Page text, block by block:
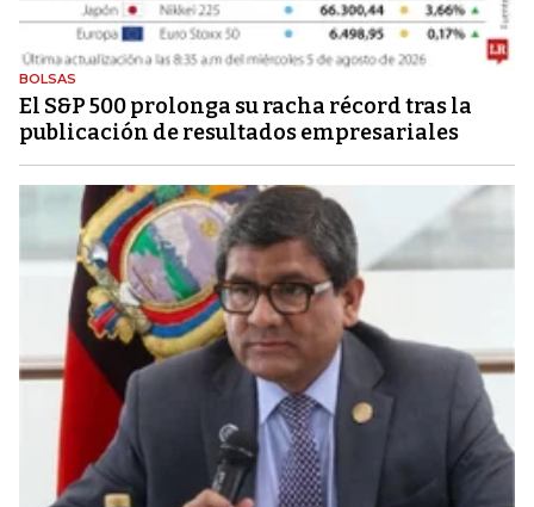
BOLSAS
El S&P 500 prolonga su racha récord tras la
publicación de resultados empresariales